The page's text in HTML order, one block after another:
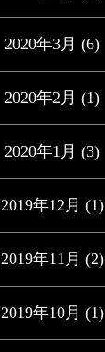
2020年3月 (6)
2020年2月 (1)
2020年1月 (3)
2019年12月 (1)
2019年11月 (2)
2019年10月 (1)